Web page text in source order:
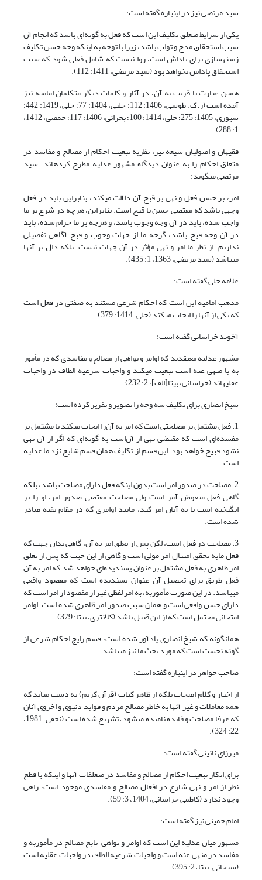
سید مرتضی نیز در این‎باره گفته است:
یکی ار شرایط متعلق تکلیف این است که فعل به گونه‌ای باشد که انجام آن
سبب استحقاق مدح و ثواب باشد، زیرا با توجه به این‎که وجه حسن تکلیف
زمینه‏سازی برای پاداش است، روا نیست که شامل فعلی شود که سبب
استحقاق پاداش نخواهد بود (سید مرتضی، 1411: 112).
همین عبارت یا قریب به آن، در آثار و کلمات دیگر متکلمان امامیه نیز
آمده است (ر.ک. طوسی، 1406: 112؛ حلبی، 1404: 77؛ حلی، 1419: 442؛
سیوری، 1405: 275؛ حلی، 1414: 100؛ بحرانی، 1406: 117؛ حمصی، 1412،
1: 288).
فقیهان و اصولیان شیعه نیز، نظریه تبعیت احکام از مصالح و مفاسد در
متعلق احکام را به عنوان دیدگاه مشهور عدلیه مطرح کرده‎اند. سید
مرتضی می‏گوید:
امر، بر حسن فعل و نهی بر قبح آن دلالت می‏کند، بنابراین باید در فعل
وجهی باشد که مقتضی حسن یا قبح است. بنابراین، هرچه در شرع بر ما
واجب شده، باید در آن وجه وجوب باشد، و هرچه بر ما حرام شده، باید
در آن وجه قبح باشد، گرچه ما از جهات وجوب و قبح آگاهی تفصیلی
نداریم. از نظر ما امر و نهی مؤثر در آن جهات نیست، بلکه دال بر آنها
می‎باشد (سید مرتضی، 1363، 1: 435).
علامه حلی گفته است:
مذهب امامیه این است که احکام شرعی مستند به صفتی در فعل است
که یکی از آنها را ایجاب می‏کند (حلی، 1414: 379).
آخوند خراسانی گفته است:
مشهور عدلیه معتقدند که اوامر و نواهی از مصالح و مفاسدی که در مأمور
به یا منهی عنه است تبعیت می‏کند و واجبات شرعیه الطاف در واجبات
عقلیه‎اند (خراسانی، بی‏تا[الف]، 2: 232).
شیخ انصاری برای تکلیف سه وجه را تصویر و تقریر کرده است:
1. فعل مشتمل بر مصلحتی است که امر به آن‌را ایجاب می‏کند یا مشتمل بر
مفسده‌ای است که مقتضی نهی از آن‌است به گونه‌ای که اگر از آن نهی
نشود قبیح خواهد بود. این قسم از تکلیف همان قسم شایع نزد ما عدلیه
است.
2. مصلحت در صدور امر است بدون این‎که فعل دارای مصلحت باشد، بلکه
گاهی فعل مبغوض آمر است ولی مصلحت مقتضی صدور امر، او را بر
انگیخته است تا به آنان امر کند، مانند اوامری که در مقام تقیه صادر
شده است.
3. مصلحت در فعل است، لکن پس از تعلق امر به آن، ‏گاهی بدان جهت که
فعل مایه تحقق امتثال امر مولی است و گاهی از این حیث که پس از تعلق
امر ظاهری به فعل مشتمل بر عنوان پسندیده‌ای خواهد شد که امر به آن
فعل طریق برای تحصیل آن عنوان پسندیده است که مقصود واقعی
می‎باشد. در این صورت مأموربه، به امر لفظی غیر از مقصود از امر است که
دارای حسن واقعی است و همان سبب صدور امر ظاهری شده است. اوامر
امتحانی محتمل است که از این قبیل باشد (کلانتری، بی‏تا: 379).
همان‏گونه که شیخ انصاری یادآور شده است، قسم رایج احکام شرعی از
گونه نخست است که مورد بحث ما نیز می‎باشد.
صاحب جواهر در این‎باره گفته است:
از اخبار و کلام اصحاب بلکه از ظاهر کتاب (قرآن کریم) به دست می‎آید که
همه معاملات و غیر آنها به خاطر مصالح مردم و فواید دنیوی و اخروی آنان
‎که عرفا مصلحت و فایده نامیده می‎شود، تشریع شده است (نجفی، 1981،
22: 324).
میرزای نائینی گفته است:
برای انکار تبعیت احکام از مصالح و مفاسد در متعلقات آنها و این‎که با قطع
نظر از امر و نهی شارع در افعال مصالح و مفاسدی موجود است، راهی
وجود ندارد (کاظمی خراسانی، 1404، 3: 59).
امام خمینی نیز گفته است:
مشهور میان عدلیه این است که اوامر و نواهی تابع مصالح در مأموربه و
مفاسد در منهی عنه است و واجبات شرعیه الطاف در واجبات عقلیه است
(سبحانی، بی‏تا، 2: 395).